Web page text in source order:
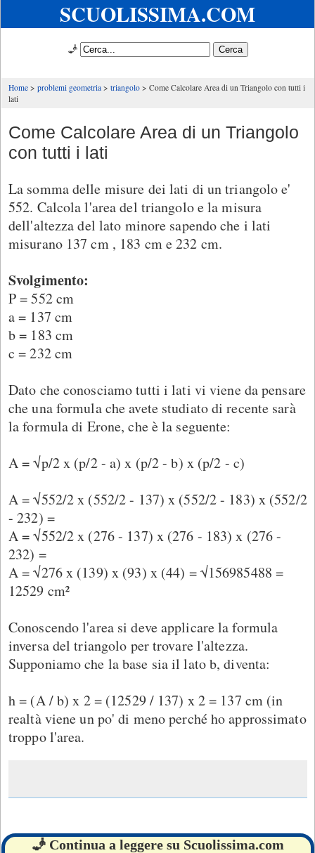
SCUOLISSIMA.COM
🧞
Home problemi geometria triangolo
Come Calcolare Area di un Triangolo con tutti i
lati
Come Calcolare Area di un Triangolo
con tutti i lati
La somma delle misure dei lati di un triangolo e'
552. Calcola l'area del triangolo e la misura
dell'altezza del lato minore sapendo che i lati
misurano 137 cm , 183 cm e 232 cm.
Svolgimento:
P = 552 cm
a = 137 cm
b = 183 cm
c = 232 cm
Dato che conosciamo tutti i lati vi viene da pensare
che una formula che avete studiato di recente sarà
la formula di Erone, che è la seguente:
A = √p/2 x (p/2 - a) x (p/2 - b) x (p/2 - c)
A = √552/2 x (552/2 - 137) x (552/2 - 183) x (552/2
- 232) =
A = √552/2 x (276 - 137) x (276 - 183) x (276 -
232) =
A = √276 x (139) x (93) x (44) = √156985488 =
12529 cm²
Conoscendo l'area si deve applicare la formula
inversa del triangolo per trovare l'altezza.
Supponiamo che la base sia il lato b, diventa:
h = (A / b) x 2 = (12529 / 137) x 2 = 137 cm (in
realtà viene un po' di meno perché ho approssimato
troppo l'area.
🧞 Continua a leggere su Scuolissima.com